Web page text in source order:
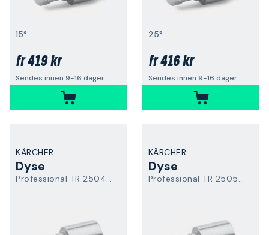
15°
fr419 kr
Sendes innen 9-16 dager
25°
fr416 kr
Sendes innen 9-16 dager
KÄRCHER
Dyse
Professional TR 25048 Easy Force
KÄRCHER
Dyse
Professional TR 25054 Easy Force